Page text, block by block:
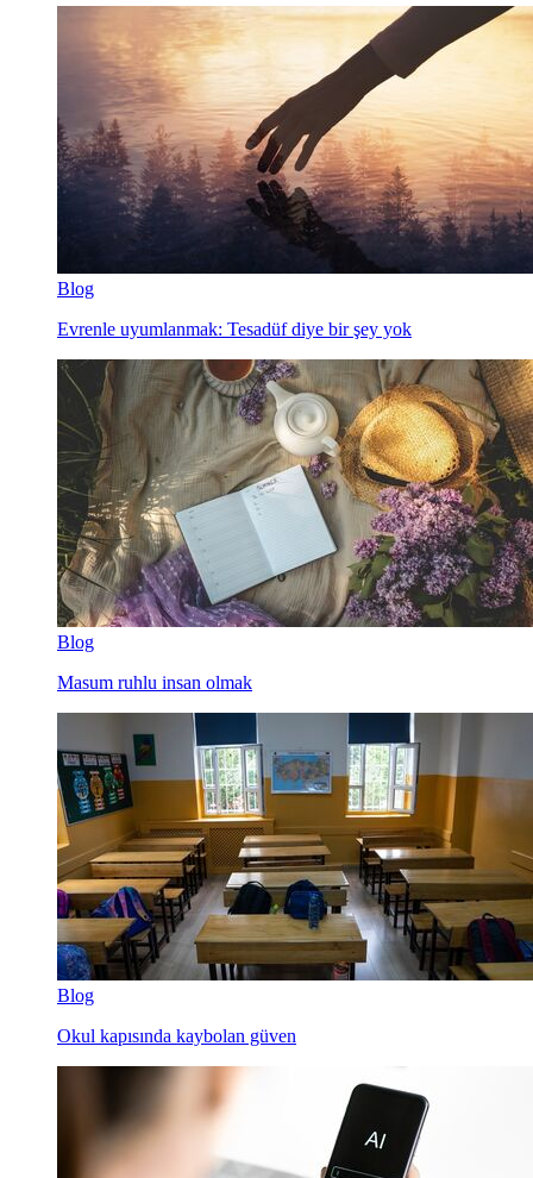
Blog
Evrenle uyumlanmak: Tesadüf diye bir şey yok
Blog
Masum ruhlu insan olmak
Blog
Okul kapısında kaybolan güven